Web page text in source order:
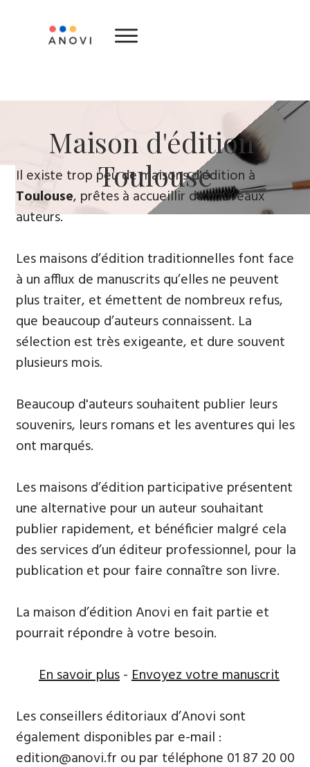
​Maison d'édition ​
Toulouse
​Il existe trop peu de maisons d'édition à
Toulouse, prêtes à accueillir de nouveaux
auteurs.
Les maisons d’édition traditionnelles font face
à un afflux de manuscrits qu’elles ne peuvent
plus traiter, et émettent de nombreux refus,
que beaucoup d’auteurs connaissent. La
sélection est très exigeante, et dure souvent
plusieurs mois.
Beaucoup d'auteurs souhaitent publier leurs
souvenirs, leurs ​romans et les aventures qui les
ont marqués.
Les maisons d’édition participative présentent
une alternative pour un auteur souhaitant
publier rapidement, et bénéficier malgré cela
des services d’un éditeur professionnel, pour la
publication et pour faire connaître son livre.
La maison d’édition Anovi en fait partie et
pourrait répondre à votre besoin.
En savoir plus-Envoyez votre manuscrit
Les conseillers éditoriaux d’Anovi sont
également disponibles par e-mail :
edition@anovi.fr ou par téléphone ​​0​1 87 20 00